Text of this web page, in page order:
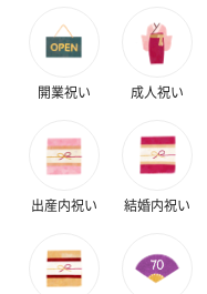
開業祝い 成人祝い
出産内祝い 結婚内祝い